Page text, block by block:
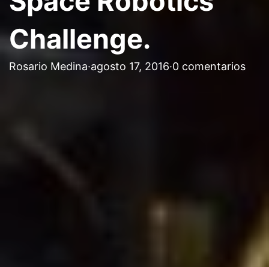
Challenge.
Rosario Medina·agosto 17, 2016·0 comentarios